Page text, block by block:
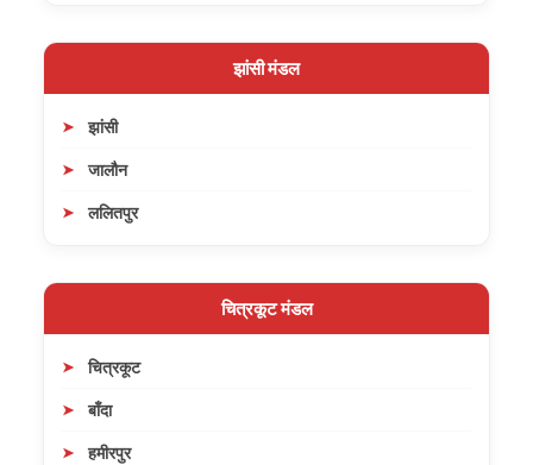
झांसी मंडल
झांसी
जालौन
ललितपुर
चित्रकूट मंडल
चित्रकूट
बाँदा
हमीरपुर